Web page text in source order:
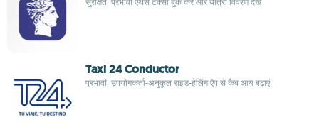
Taxi 24 Conductor
प्रभावी, उपयोगकर्ता-अनुकूल राइड-हेलिंग ऐप से कैब आय बढ़ाएं